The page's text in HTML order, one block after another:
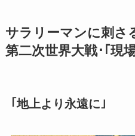
サラリーマンに刺さ
第二次世界大戦･｢現
｢地上より永遠に｣